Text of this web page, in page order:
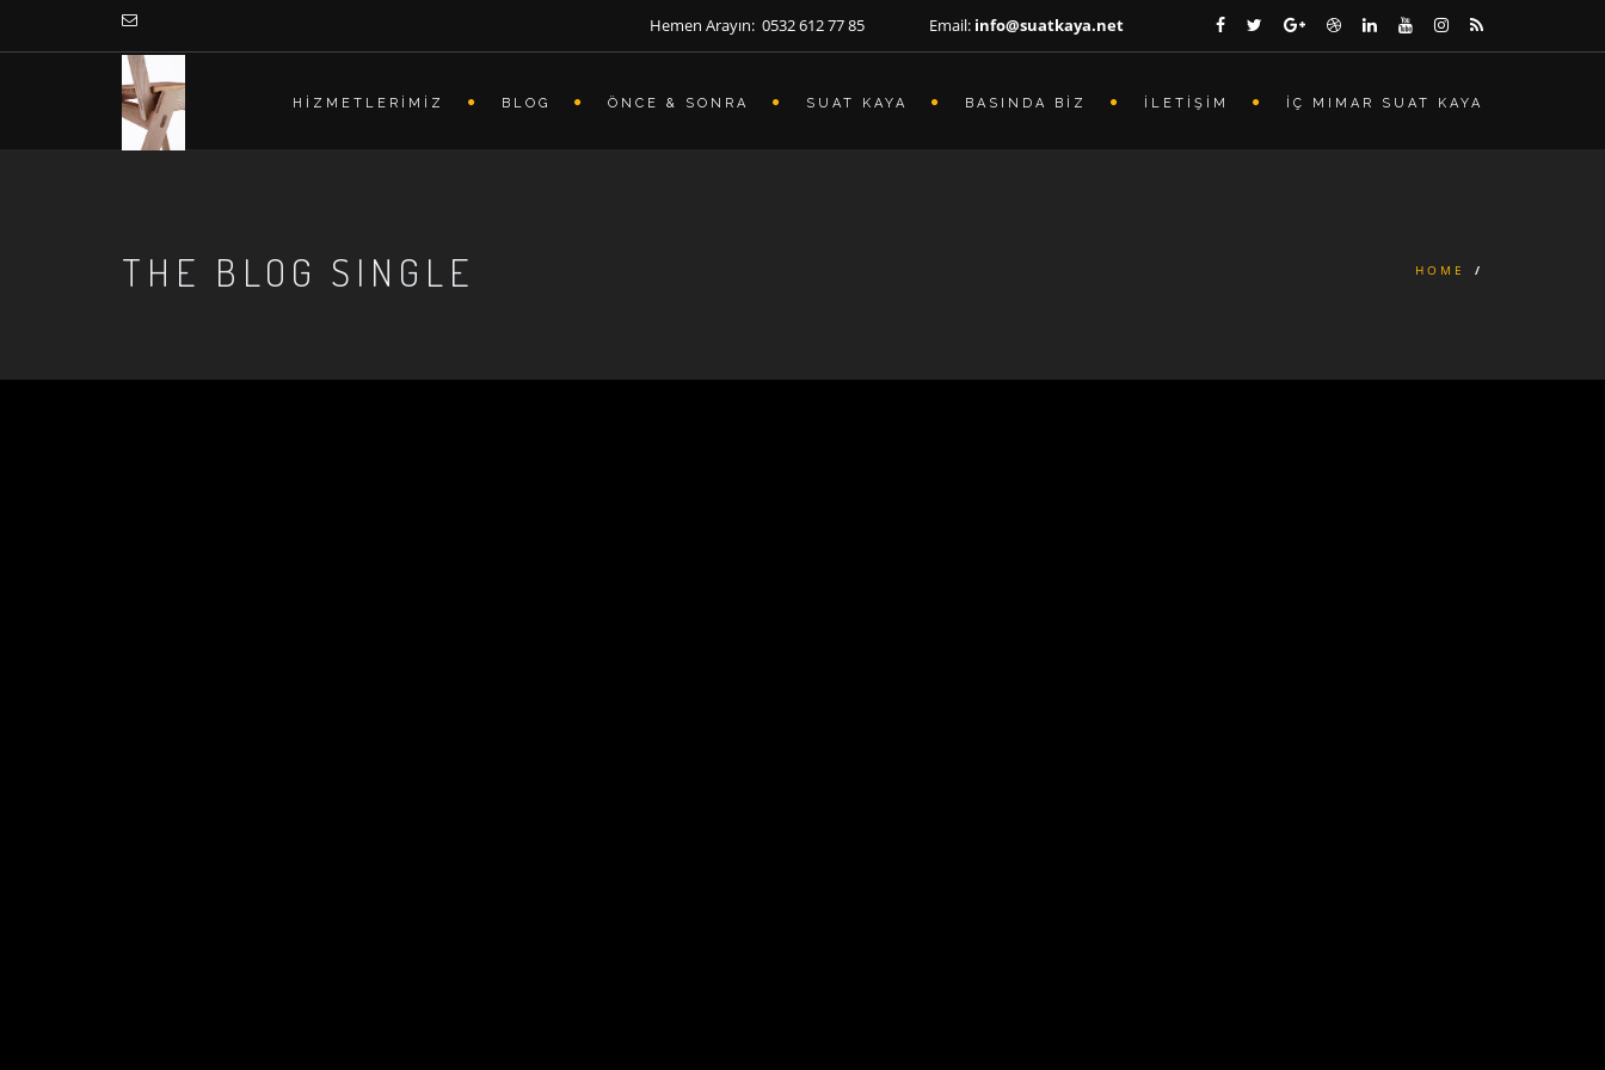
Hemen Arayın: 0532 612 77 85 Email: info@suatkaya.net
HİZMETLERİMİZ BLOG ÖNCE & SONRA SUAT KAYA BASINDA BİZ İLETİŞİM İÇ MIMAR SUAT KAYA
THE BLOG SINGLE HOME /